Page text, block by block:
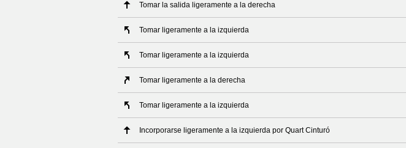
Tomar la salida ligeramente a la derecha
Tomar ligeramente a la izquierda
Tomar ligeramente a la izquierda
Tomar ligeramente a la derecha
Tomar ligeramente a la izquierda
Incorporarse ligeramente a la izquierda por Quart Cinturó